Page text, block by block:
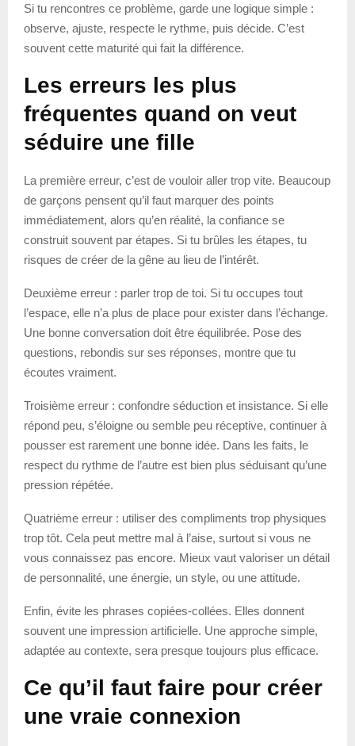
Si tu rencontres ce problème, garde une logique simple :
observe, ajuste, respecte le rythme, puis décide. C’est
souvent cette maturité qui fait la différence.
Les erreurs les plus
fréquentes quand on veut
séduire une fille
La première erreur, c’est de vouloir aller trop vite. Beaucoup
de garçons pensent qu’il faut marquer des points
immédiatement, alors qu’en réalité, la confiance se
construit souvent par étapes. Si tu brûles les étapes, tu
risques de créer de la gêne au lieu de l’intérêt.
Deuxième erreur : parler trop de toi. Si tu occupes tout
l’espace, elle n’a plus de place pour exister dans l’échange.
Une bonne conversation doit être équilibrée. Pose des
questions, rebondis sur ses réponses, montre que tu
écoutes vraiment.
Troisième erreur : confondre séduction et insistance. Si elle
répond peu, s’éloigne ou semble peu réceptive, continuer à
pousser est rarement une bonne idée. Dans les faits, le
respect du rythme de l’autre est bien plus séduisant qu’une
pression répétée.
Quatrième erreur : utiliser des compliments trop physiques
trop tôt. Cela peut mettre mal à l’aise, surtout si vous ne
vous connaissez pas encore. Mieux vaut valoriser un détail
de personnalité, une énergie, un style, ou une attitude.
Enfin, évite les phrases copiées-collées. Elles donnent
souvent une impression artificielle. Une approche simple,
adaptée au contexte, sera presque toujours plus efficace.
Ce qu’il faut faire pour créer
une vraie connexion